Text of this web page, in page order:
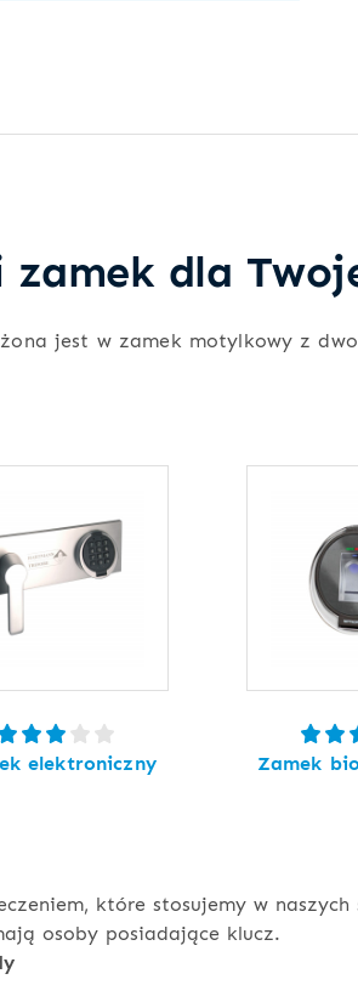
dla
jest w zamek motylkowy z
elektroniczny Zamek
które stosujemy w naszych
osoby posiadające klucz.